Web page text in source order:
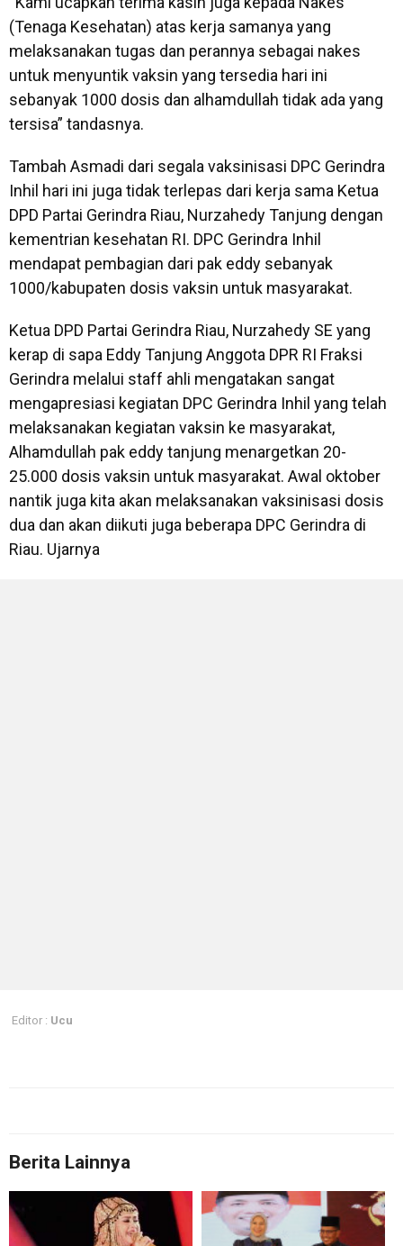
(Tenaga Kesehatan) atas kerja samanya yang
melaksanakan tugas dan perannya sebagai nakes
untuk menyuntik vaksin yang tersedia hari ini
sebanyak 1000 dosis dan alhamdullah tidak ada yang
tersisa” tandasnya.
Tambah Asmadi dari segala vaksinisasi DPC Gerindra
Inhil hari ini juga tidak terlepas dari kerja sama Ketua
DPD Partai Gerindra Riau, Nurzahedy Tanjung dengan
kementrian kesehatan RI. DPC Gerindra Inhil
mendapat pembagian dari pak eddy sebanyak
1000/kabupaten dosis vaksin untuk masyarakat.
Ketua DPD Partai Gerindra Riau, Nurzahedy SE yang
kerap di sapa Eddy Tanjung Anggota DPR RI Fraksi
Gerindra melalui staff ahli mengatakan sangat
mengapresiasi kegiatan DPC Gerindra Inhil yang telah
melaksanakan kegiatan vaksin ke masyarakat,
Alhamdullah pak eddy tanjung menargetkan 20-
25.000 dosis vaksin untuk masyarakat. Awal oktober
nantik juga kita akan melaksanakan vaksinisasi dosis
dua dan akan diikuti juga beberapa DPC Gerindra di
Riau. Ujarnya
Editor : Ucu
Berita Lainnya